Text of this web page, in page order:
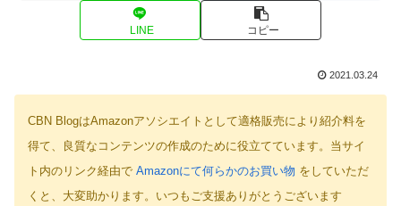
LINE コピー
2021.03.24
CBN BlogはAmazonアソシエイトとして適格販売により紹介料を
得て、良質なコンテンツの作成のために役立てています。当サイ
ト内のリンク経由で Amazonにて何らかのお買い物 をしていただ
くと、大変助かります。いつもご支援ありがとうございます